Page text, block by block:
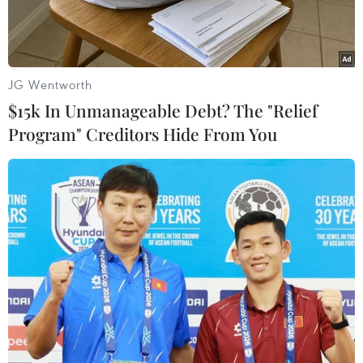
'Frozen 2' đã xác lập hàng loạt kỷ lục trước thềm Lễ Tạ ơn.
(Nguồn: Disney)
Là bộ phim về nữ hoàng băng giá, song “
Frozen
2” lại giúp 'sưởi ấm phòng vé' Bắc Mỹ sau quãng
thời gian ảm đạm. Với 127 triệu USD, tác phẩm
mới của Disney chính thức trở thành tân vương
phòng vé.
Theo Variety, “Frozen 2” đã xác lập hàng loạt kỷ
lục trước thềm Lễ Tạ ơn. Đây là phim hoạt hình
JG Wentworth
$15k In Unmanageable Debt? The "Relief
Program" Creditors Hide From You